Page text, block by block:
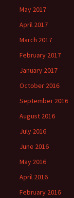
May 2017
April 2017
March 2017
February 2017
January 2017
October 2016
September 2016
August 2016
July 2016
June 2016
May 2016
April 2016
February 2016